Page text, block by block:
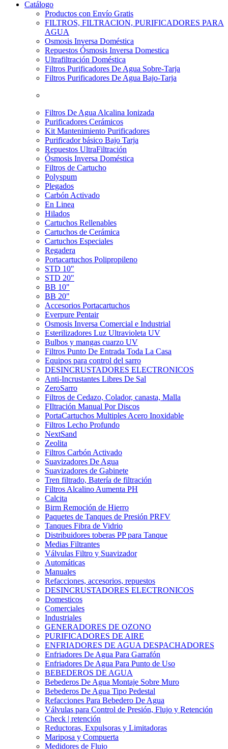
Catálogo
Productos con Envío Gratis
FILTROS, FILTRACION, PURIFICADORES PARA
AGUA
Osmosis Inversa Doméstica
Repuestos Ósmosis Inversa Domestica
Ultrafiltración Doméstica
Filtros Purificadores De Agua Sobre-Tarja
Filtros Purificadores De Agua Bajo-Tarja
Filtros De Agua Alcalina Ionizada
Purificadores Cerámicos
Kit Mantenimiento Purificadores
Purificador básico Bajo Tarja
Repuestos UltraFiltración
Ósmosis Inversa Doméstica
Filtros de Cartucho
Polyspum
Plegados
Carbón Activado
En Linea
Hilados
Cartuchos Rellenables
Cartuchos de Cerámica
Cartuchos Especiales
Regadera
Portacartuchos Polipropileno
STD 10"
STD 20"
BB 10"
BB 20"
Accesorios Portacartuchos
Everpure Pentair
Osmosis Inversa Comercial e Industrial
Esterilizadores Luz Ultravioleta UV
Bulbos y mangas cuarzo UV
Filtros Punto De Entrada Toda La Casa
Equipos para control del sarro
DESINCRUSTADORES ELECTRONICOS
Anti-Incrustantes Libres De Sal
ZeroSarro
Filtros de Cedazo, Colador, canasta, Malla
FIltración Manual Por Discos
PortaCartuchos Multiples Acero Inoxidable
Filtros Lecho Profundo
NextSand
Zeolita
Filtros Carbón Activado
Suavizadores De Agua
Suavizadores de Gabinete
Tren filtrado, Batería de filtración
Filtros Alcalino Aumenta PH
Calcita
Birm Remoción de Hierro
Paquetes de Tanques de Presión PRFV
Tanques Fibra de Vidrio
Distribuidores toberas PP para Tanque
Medias Filtrantes
Válvulas Filtro y Suavizador
Automáticas
Manuales
Refacciones, accesorios, repuestos
DESINCRUSTADORES ELECTRONICOS
Domesticos
Comerciales
Industriales
GENERADORES DE OZONO
PURIFICADORES DE AIRE
ENFRIADORES DE AGUA DESPACHADORES
Enfriadores De Agua Para Garrafón
Enfriadores De Agua Para Punto de Uso
BEBEDEROS DE AGUA
Bebederos De Agua Montaje Sobre Muro
Bebederos De Agua Tipo Pedestal
Refacciones Para Bebedero De Agua
Válvulas para Control de Presión, Flujo y Retención
Check | retención
Reductoras, Expulsoras y Limitadoras
Mariposa y Compuerta
Medidores de Flujo